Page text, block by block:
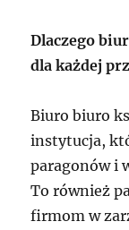
Dlaczego
dla każdej
Biuro biuro
instytucja,
paragonów i
To również
firmom w